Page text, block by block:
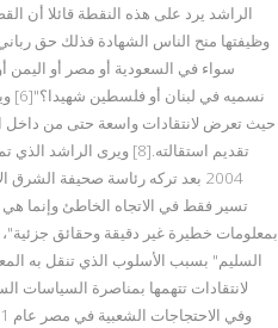
الراشد يرد على هذه النقطة قائلا أن
وظيفتها منح الناس الشهادة فذلك حق
سواء في السعودية أو مصر أو اليمن
تقديم استقالته.[8] ويرى
2004 بعد تركه رئاسة صحيفة
تسير فقط في الاتجاه الخاطئ وإنما
بمعلومات خطيرة غير دقيقة وحقائق